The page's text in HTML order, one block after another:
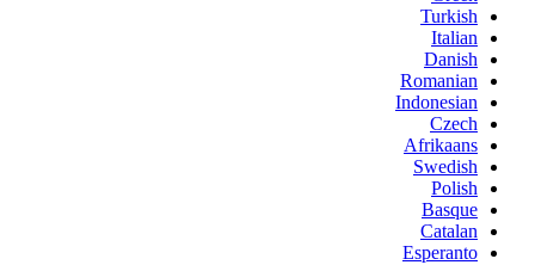
Turkish
Italian
Danish
Romanian
Indonesian
Czech
Afrikaans
Swedish
Polish
Basque
Catalan
Esperanto